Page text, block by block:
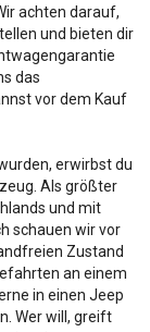
achten darauf,
und bieten dir
das
vor dem Kauf
erwirbst du
Als größter
und mit
schauen wir vor
Zustand
an einem
in einen Jeep
Wer will, greift